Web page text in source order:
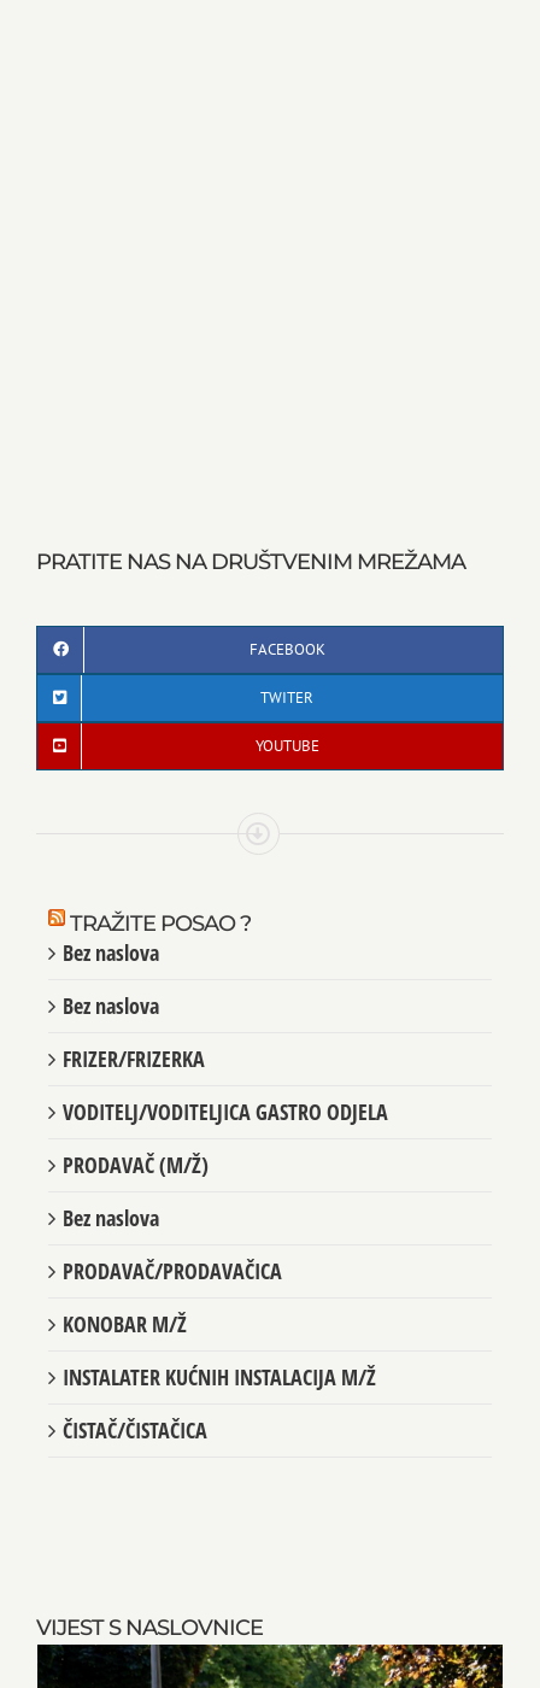
VIJEST S NASLOVNICE
PRATITE NAS NA DRUŠTVENIM MREŽAMA
FACEBOOK
TWITER
YOUTUBE
TRAŽITE POSAO ?
Bez naslova
Bez naslova
FRIZER/FRIZERKA
VODITELJ/VODITELJICA GASTRO ODJELA
PRODAVAČ (M/Ž)
Bez naslova
PRODAVAČ/PRODAVAČICA
KONOBAR M/Ž
INSTALATER KUĆNIH INSTALACIJA M/Ž
ČISTAČ/ČISTAČICA